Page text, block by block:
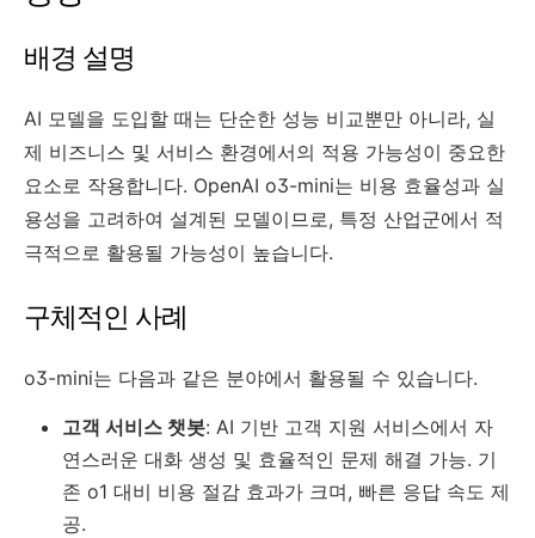
배경 설명
AI 모델을 도입할 때는 단순한 성능 비교뿐만 아니라, 실
제 비즈니스 및 서비스 환경에서의 적용 가능성이 중요한
요소로 작용합니다. OpenAI o3-mini는 비용 효율성과 실
용성을 고려하여 설계된 모델이므로, 특정 산업군에서 적
극적으로 활용될 가능성이 높습니다.
구체적인 사례
o3-mini는 다음과 같은 분야에서 활용될 수 있습니다.
고객 서비스 챗봇: AI 기반 고객 지원 서비스에서 자
연스러운 대화 생성 및 효율적인 문제 해결 가능. 기
존 o1 대비 비용 절감 효과가 크며, 빠른 응답 속도 제
공.